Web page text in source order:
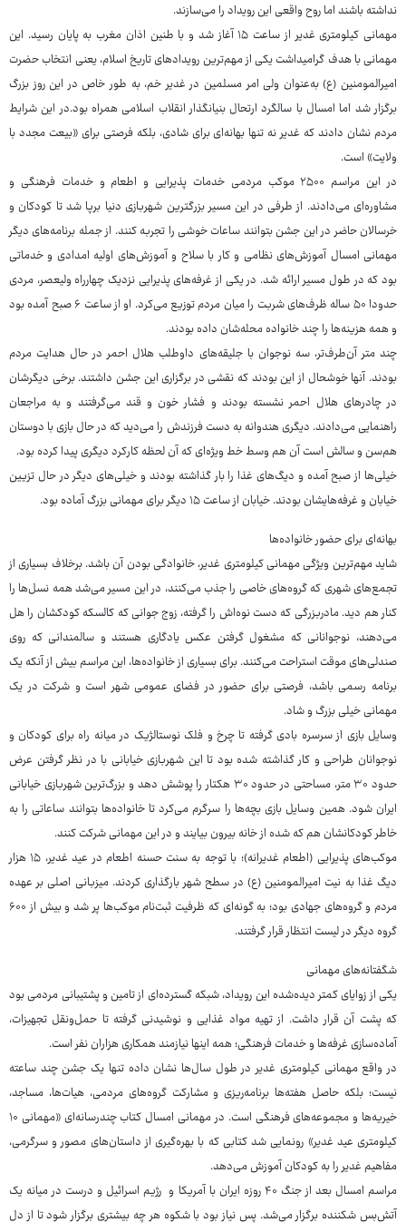
نداشته باشند اما روح واقعی این رویداد را می‌سازند.
مهمانی کیلومتری غدیر از ساعت ۱۵ آغاز شد و با طنین اذان مغرب به پایان رسید. این
مهمانی با هدف گرامیداشت یکی از مهم‌ترین رویدادهای تاریخ اسلام، یعنی انتخاب حضرت
امیرالمومنین (ع) به‌عنوان ولی امر مسلمین در غدیر خم، به طور خاص در این روز بزرگ
برگزار شد اما امسال با سالگرد ارتحال بنیانگذار انقلاب اسلامی همراه بود.در این شرایط
مردم نشان دادند که غدیر نه تنها بهانه‌ای برای شادی، بلکه فرصتی برای «بیعت مجدد با
ولایت» است.
در این مراسم ۲۵۰۰ موکب مردمی خدمات پذیرایی و اطعام و خدمات فرهنگی و
مشاوره‌ای می‌دادند. از طرفی در این مسیر بزرگترین شهربازی دنیا برپا شد تا کودکان و
خرسالان حاضر در این جشن بتوانند ساعات خوشی را تجربه کنند. از جمله برنامه‌های دیگر
مهمانی امسال آموزش‌های نظامی و کار با سلاح و آموزش‌های اولیه امدادی و خدماتی
بود که در طول مسیر ارائه شد. در یکی از غرفه‌های پذیرایی نزدیک چهارراه ولیعصر، مردی
حدودا ۵۰ ساله ظرف‌های شربت را میان مردم توزیع می‌کرد. او از ساعت ۶ صبح آمده بود
و همه هزینه‌ها را چند خانواده محله‌شان داده بودند.
چند متر آن‌طرف‌تر، سه نوجوان با جلیقه‌های داوطلب هلال احمر در حال هدایت مردم
بودند. آنها خوشحال از این بودند که نقشی در برگزاری این جشن داشتند. برخی دیگرشان
در چادرهای هلال احمر نشسته بودند و فشار خون و قند می‌گرفتند و به مراجعان
راهنمایی می‌دادند. دیگری هندوانه به دست فرزندش را می‌دید که در حال بازی با دوستان
هم‌سن و سالش است آن هم وسط خط ویژه‌ای که آن لحظه کارکرد دیگری پیدا کرده بود.
خیلی‌ها از صبح آمده و دیگ‌های غذا را بار گذاشته بودند و خیلی‌های دیگر در حال تزیین
خیابان و غرفه‌هایشان بودند. خیابان از ساعت ۱۵ دیگر برای مهمانی بزرگ آماده بود.
بهانه‌ای برای حضور خانواده‌ها
شاید مهم‌ترین ویژگی مهمانی کیلومتری غدیر، خانوادگی بودن آن باشد. برخلاف بسیاری از
تجمع‌های شهری که گروه‌های خاصی را جذب می‌کنند، در این مسیر می‌شد همه نسل‌ها را
کنار هم دید. مادربزرگی که دست نوه‌اش را گرفته، زوج جوانی که کالسکه کودکشان را هل
می‌دهند، نوجوانانی که مشغول گرفتن عکس یادگاری هستند و سالمندانی که روی
صندلی‌های موقت استراحت می‌کنند. برای بسیاری از خانواده‌ها، این مراسم بیش از آنکه یک
برنامه رسمی باشد، فرصتی برای حضور در فضای عمومی شهر است و شرکت در یک
مهمانی خیلی بزرگ و شاد.
وسایل بازی از سرسره بادی گرفته تا چرخ و فلک نوستالژیک در میانه راه برای کودکان و
نوجوانان طراحی و کار گذاشته شده بود تا این شهربازی خیابانی با در نظر گرفتن عرض
حدود ۳۰ متر، مساحتی در حدود ۳۰ هکتار را پوشش دهد و بزرگ‌ترین شهربازی خیابانی
ایران شود. همین وسایل بازی بچه‌ها را سرگرم می‌کرد تا خانواده‌ها بتوانند ساعاتی را به
خاطر کودکانشان هم که شده از خانه بیرون بیایند و در این مهمانی شرکت کنند.
موکب‌های پذیرایی (اطعام غدیرانه)؛ با توجه به سنت حسنه اطعام در عید غدیر، ۱۵ هزار
دیگ غذا به نیت امیرالمومنین (ع) در سطح شهر بارگذاری کردند. میزبانی اصلی بر عهده
مردم و گروه‌های جهادی بود؛ به گونه‌ای که ظرفیت ثبت‌نام موکب‌ها پر شد و بیش از ۶۰۰
گروه دیگر در لیست انتظار قرار گرفتند.
شگفتانه‌های مهمانی
یکی از زوایای کمتر دیده‌شده این رویداد، شبکه گسترده‌ای از تامین و پشتیبانی مردمی بود
که پشت آن قرار داشت. از تهیه مواد غذایی و نوشیدنی گرفته تا حمل‌ونقل تجهیزات،
آماده‌سازی غرفه‌ها و خدمات فرهنگی؛ همه اینها نیازمند همکاری هزاران نفر است.
در واقع مهمانی کیلومتری غدیر در طول سال‌ها نشان داده تنها یک جشن چند ساعته
نیست؛ بلکه حاصل هفته‌ها برنامه‌ریزی و مشارکت گروه‌های مردمی، هیات‌ها، مساجد،
خیریه‌ها و مجموعه‌های فرهنگی است. در مهمانی امسال کتاب چندرسانه‌ای «مهمانی ۱۰
کیلومتری عید غدیر» رونمایی شد کتابی که با بهره‌گیری از داستان‌های مصور و سرگرمی،
مفاهیم غدیر را به کودکان آموزش می‌دهد.
مراسم امسال بعد از جنگ ۴۰ روزه ایران با آمریکا و رژیم اسرائیل و درست در میانه یک
آتش‌بس شکننده برگزار می‌شد. پس نیاز بود با شکوه هر چه بیشتری برگزار شود تا از دل